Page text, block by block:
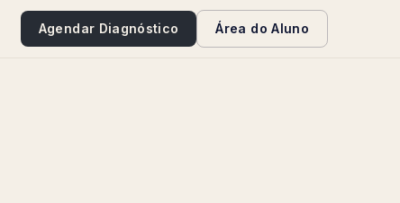
Agendar Diagnóstico Área do Aluno